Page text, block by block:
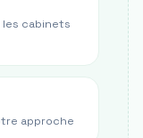
cabinets
approche